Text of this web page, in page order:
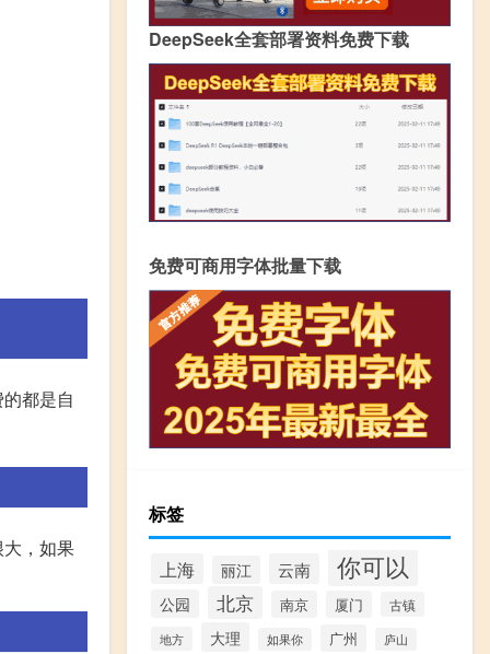
都是自
，如果
DeepSeek全套部署资料免费下载
免费可商用字体批量下载
标签
上海 丽江 云南 你可以
公园 北京 南京 厦门 古镇
地方 大理 如果你 广州 庐山